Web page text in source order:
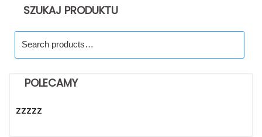
SZUKAJ PRODUKTU
for:
POLECAMY
zzzzz